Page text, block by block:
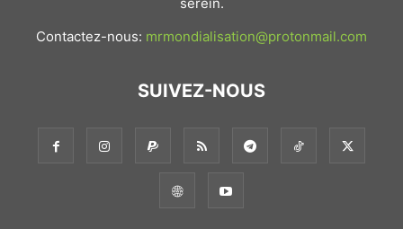
Contactez-nous: mrmondialisation@protonmail.com
SUIVEZ-NOUS